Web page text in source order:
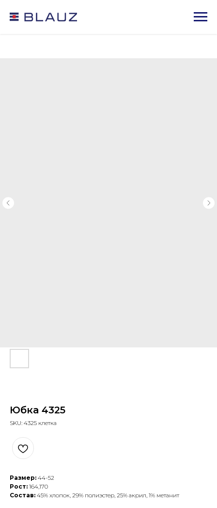
Юбка 4325
SKU: 4325 клетка
Размер: 44-52
Рост: 164,170
Состав: 45% хлопок, 29% полиэстер, 25% акрил, 1% метанит